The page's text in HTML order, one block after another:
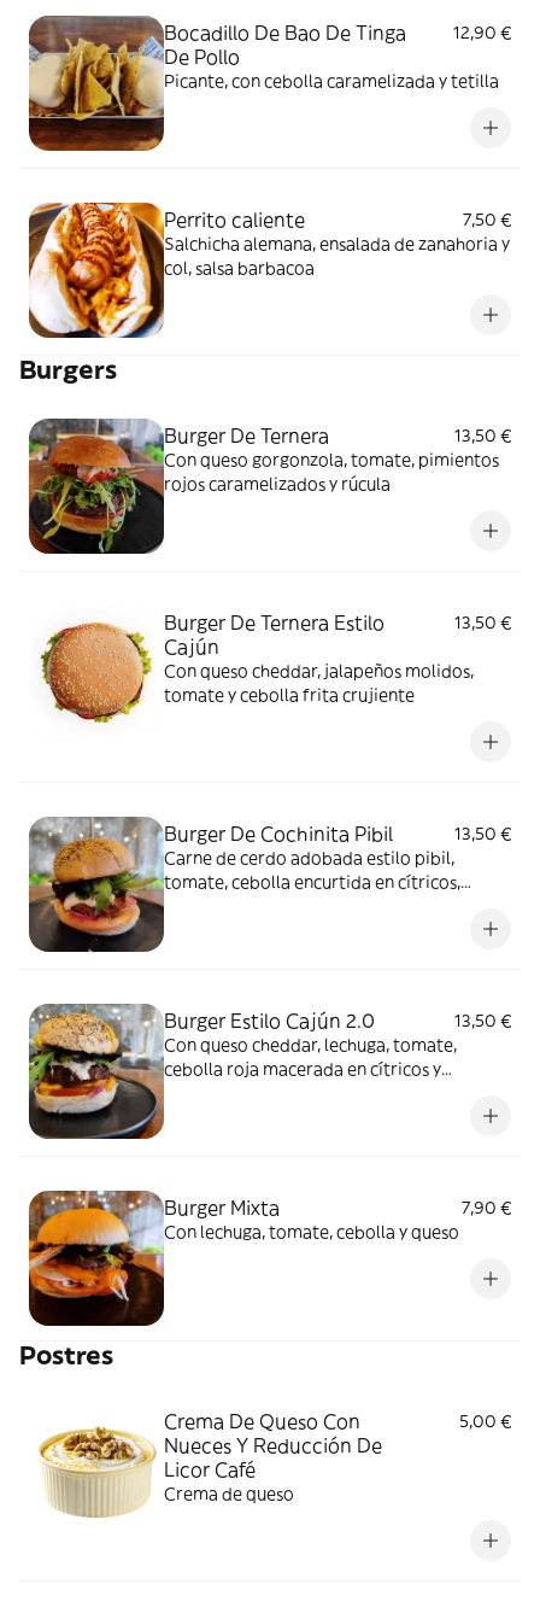
Bocadillo De Bao De Tinga
De Pollo
12,90 €
Picante, con cebolla caramelizada y tetilla
Perrito caliente
7,50 €
Salchicha alemana, ensalada de zanahoria y
col, salsa barbacoa
Burgers
Burger De Ternera
13,50 €
Con queso gorgonzola, tomate, pimientos
rojos caramelizados y rúcula
Burger De Ternera Estilo
Cajún
13,50 €
Con queso cheddar, jalapeños molidos,
tomate y cebolla frita crujiente
Burger De Cochinita Pibil
13,50 €
Carne de cerdo adobada estilo pibil,
tomate, cebolla encurtida en cítricos,
Burger Estilo Cajún 2.0
13,50 €
Con queso cheddar, lechuga, tomate,
cebolla roja macerada en cítricos y
Burger Mixta
7,90 €
Con lechuga, tomate, cebolla y queso
Postres
Crema De Queso Con
Nueces Y Reducción De
Licor Café
5,00 €
Crema de queso